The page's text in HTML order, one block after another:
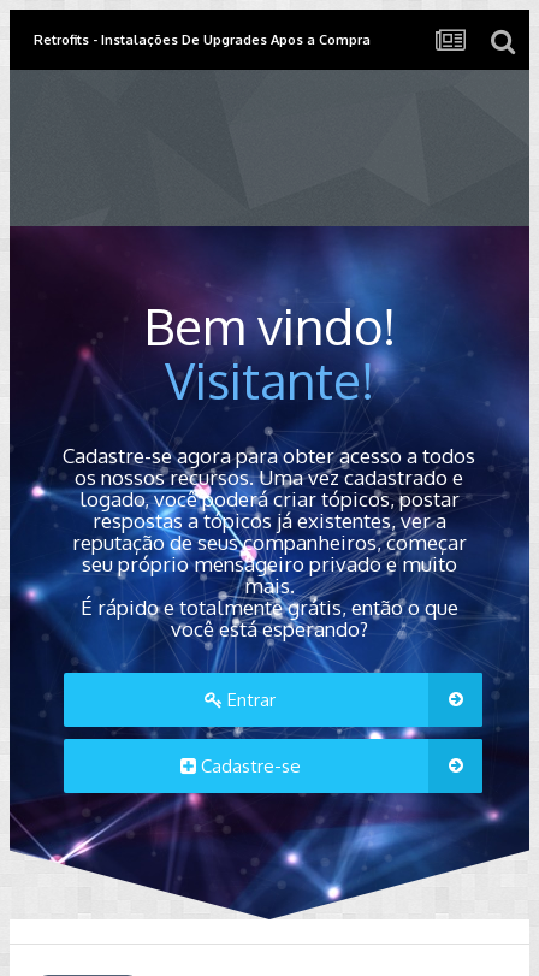
Retrofits - Instalações De Upgrades Apos a Compra
Bem vindo!
Visitante!
Cadastre-se agora para obter acesso a todos
os nossos recursos. Uma vez cadastrado e
logado, você poderá criar tópicos, postar
respostas a tópicos já existentes, ver a
reputação de seus companheiros, começar
seu próprio mensageiro privado e muito
mais.
É rápido e totalmente grátis, então o que
você está esperando?
Entrar
Cadastre-se